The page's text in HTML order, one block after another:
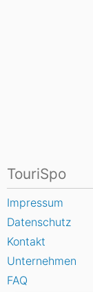
TouriSpo
Impressum
Datenschutz
Kontakt
Unternehmen
FAQ